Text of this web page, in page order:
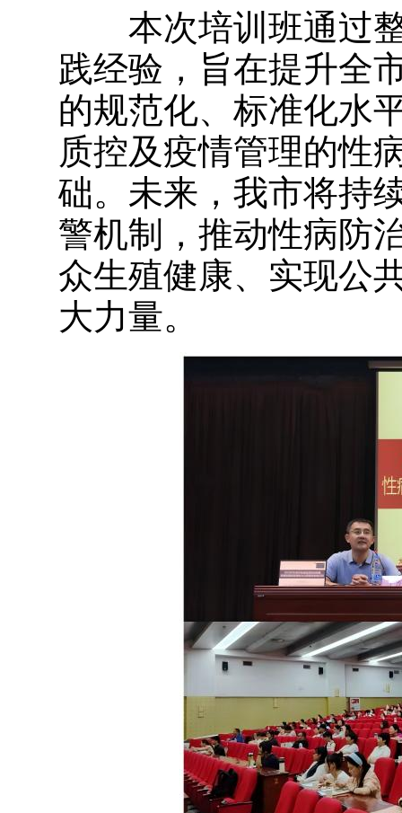
本次培训班通过整
践经验，旨在提升全
的规范化、标准化水
质控及疫情管理的性
础。未来，我市将持
警机制，推动性病防
众生殖健康、实现公
大力量。